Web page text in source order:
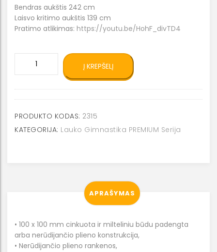
Bendras aukštis 242 cm
Laisvo kritimo aukštis 139 cm
Pratimo atlikimas: https://youtu.be/HohF_divTD4
kopetėlės
2315
Į KREPŠELĮ
PRODUKTO KODAS: 2315
KATEGORIJA: Lauko Gimnastika PREMIUM Serija
APRAŠYMAS
• 100 x 100 mm cinkuota ir milteliniu būdu padengta
arba nerūdijančio plieno konstrukcija,
• Nerūdijančio plieno rankenos,